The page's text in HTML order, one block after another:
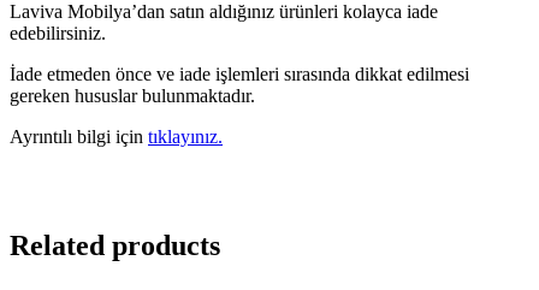
Laviva Mobilya’dan satın aldığınız ürünleri kolayca iade
edebilirsiniz.
İade etmeden önce ve iade işlemleri sırasında dikkat edilmesi
gereken hususlar bulunmaktadır.
Ayrıntılı bilgi için tıklayınız.
Related products